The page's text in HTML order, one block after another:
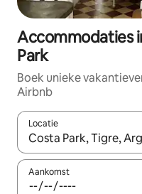
Accommodaties
Park
Boek unieke
Airbnb
Locatie
Wanneer er resultaten
Aankomst